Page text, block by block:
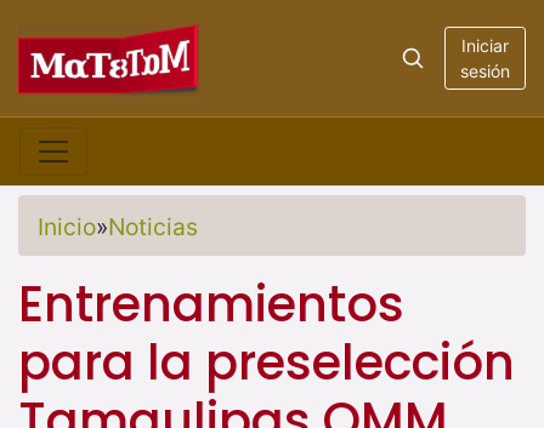
Iniciar
sesión
Inicio»Noticias
Entrenamientos
para la preselección